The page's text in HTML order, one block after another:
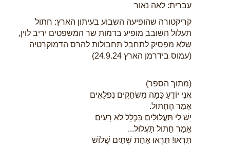
עברית: לאה נאור
קריקטורה שהופיעה השבוע בעיתון הארץ: חתול
תעלול השובב מופיע בדמות שר המשפטים יריב לוין,
שלא מפסיק לתחבל תחבולות להרס הדמוקרטיה
(עמוס בידרמן הארץ 24.9.24)
(מתוך הספר)
אֲנִי יוֹדֵעַ כַּמָּה מִשְׂחָקִים נִפְלָאִים
אָמַר הֶחָתוּל.
יֵשׁ לִי תַּעֲלוּלִים בִּכְלָל לֹא רָעִים
אָמַר חָתוּל תַּעֲלוּל...
תִּרְאוּ! תִּרְאוּ אַחַת שְׁתַּיִם שָׁלוֹשׁ